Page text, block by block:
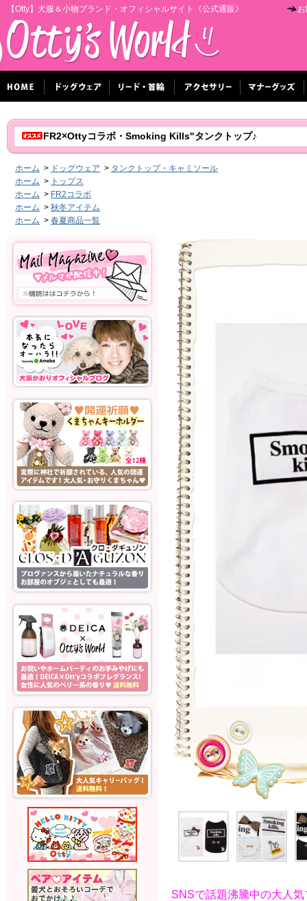
【Otty】犬服＆小物ブランド・オフィシャルサイト《公式通販》
FR2×Ottyコラボ・Smoking Kills"タンクトップ♪
ホーム > ドッグウェア > タンクトップ・キャミソール
ホーム > トップス
ホーム > FR2コラボ
ホーム > 秋冬アイテム
ホーム > 春夏商品一覧
SNSで話題沸騰中の大人